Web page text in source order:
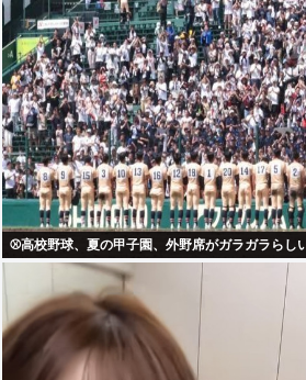
⚾高校野球、夏の甲子園、外野席がガラガラらし